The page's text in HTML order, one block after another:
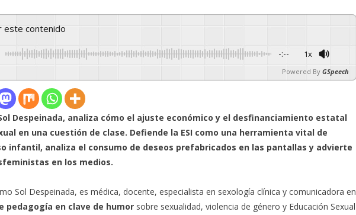
este contenido
-:-- 1x
Powered By GSpeech
Despeinada, analiza cómo el ajuste económico y el desfinanciamiento estatal
en una cuestión de clase. Defiende la ESI como una herramienta vital de
infantil, analiza el consumo de deseos prefabricados en las pantallas y advierte
en los medios.
Sol Despeinada, es médica, docente, especialista en sexología clínica y comunicadora en
pedagogía en clave de humor sobre sexualidad, violencia de género y Educación Sexual